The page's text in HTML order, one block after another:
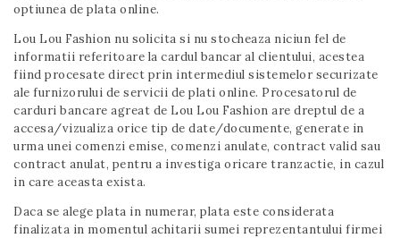
optiunea de plata online.
Lou Lou Fashion nu solicita si nu stocheaza niciun fel de
informatii referitoare la cardul bancar al clientului, acestea
fiind procesate direct prin intermediul sistemelor securizate
ale furnizorului de servicii de plati online. Procesatorul de
carduri bancare agreat de Lou Lou Fashion are dreptul de a
accesa/vizualiza orice tip de date/documente, generate in
urma unei comenzi emise, comenzi anulate, contract valid sau
contract anulat, pentru a investiga oricare tranzactie, in cazul
in care aceasta exista.
Daca se alege plata in numerar, plata este considerata
finalizata in momentul achitarii sumei reprezentantului firmei